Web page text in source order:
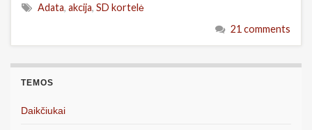
Adata, akcija, SD kortelė
21 comments
TEMOS
Daikčiukai